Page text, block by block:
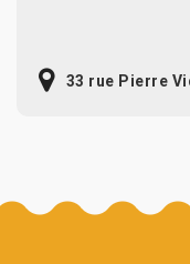
33 rue Pierre